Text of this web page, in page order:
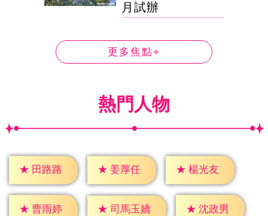
月試辦
更多焦點+
熱門人物
★ 田路路 ★ 姜厚任 ★ 楊光友
★ 曹雨婷 ★ 司馬玉嬌 ★ 沈政男